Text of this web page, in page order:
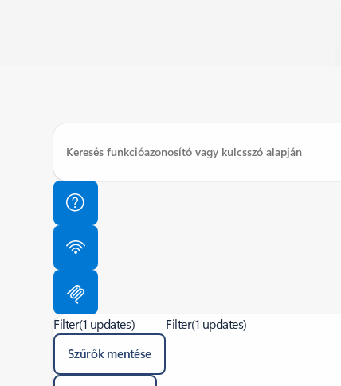
Filter(1 updates)
Szűrők mentése
Filter(1 updates)